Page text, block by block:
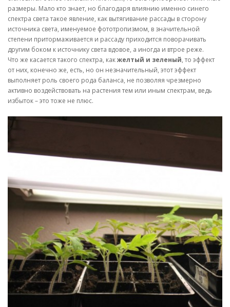
размеры. Мало кто знает, но благодаря влиянию именно синего
спектра света такое явление, как вытягивание рассады в сторону
источника света, именуемое фототропизмом, в значительной
степени притормаживается и рассаду приходится поворачивать
другим боком к источнику света вдовое, а иногда и втрое реже.
Что же касается такого спектра, какжелтый и зеленый, то эффект
от них, конечно же, есть, но он незначительный, этот эффект
выполняет роль своего рода баланса, не позволяя чрезмерно
активно воздействовать на растения тем или иным спектрам, ведь
избыток – это тоже не плюс.